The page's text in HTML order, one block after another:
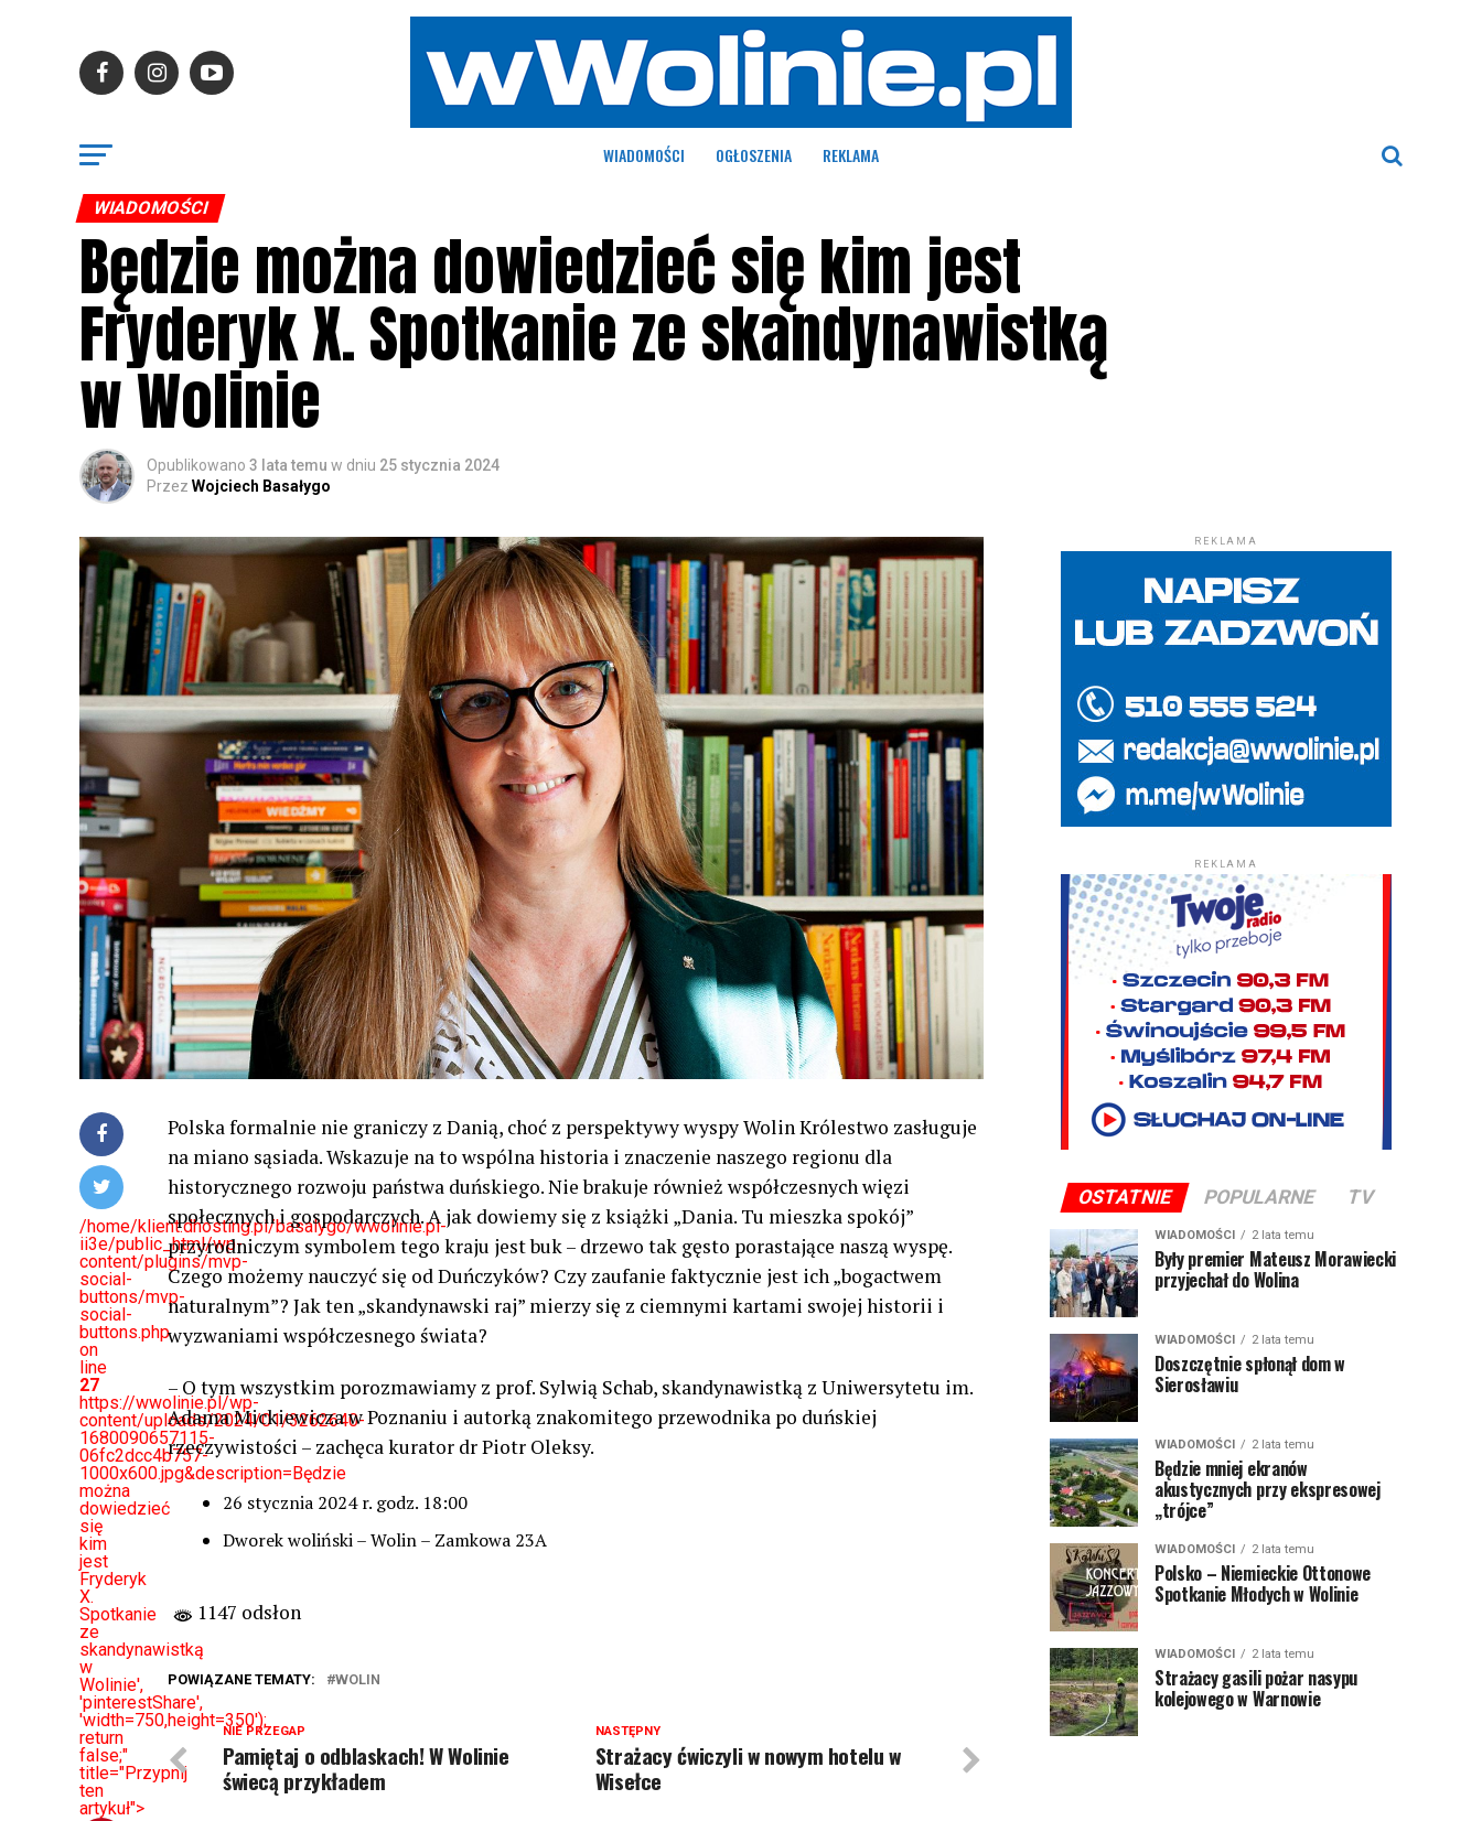
WIADOMOŚCI OGŁOSZENIA REKLAMA
WIADOMOŚCI
Będzie można dowiedzieć się kim jest
Fryderyk X. Spotkanie ze skandynawistką
w Wolinie
Opublikowano 3 lata temu w dniu 25 stycznia 2024
Przez Wojciech Basałygo
/home/klient.dhosting.pl/basalygo/wwolinie.pl-
ii3e/public_html/wp-
content/plugins/mvp-
social-
buttons/mvp-
social-
buttons.php
on
line
27
https://wwolinie.pl/wp-
content/uploads/2024/01/3262640-
1680090657115-
06fc2dcc4b757-
1000x600.jpg&description=Będzie
można
dowiedzieć
się
kim
jest
Fryderyk
X.
Spotkanie
ze
skandynawistką
w
Wolinie',
'pinterestShare',
'width=750,height=350');
return
false;"
title="Przypnij
ten
artykuł">
Polska formalnie nie graniczy z Danią, choć z perspektywy wyspy Wolin Królestwo zasługuje
na miano sąsiada. Wskazuje na to wspólna historia i znaczenie naszego regionu dla
historycznego rozwoju państwa duńskiego. Nie brakuje również współczesnych więzi
społecznych i gospodarczych. A jak dowiemy się z książki „Dania. Tu mieszka spokój”
przyrodniczym symbolem tego kraju jest buk – drzewo tak gęsto porastające naszą wyspę.
Czego możemy nauczyć się od Duńczyków? Czy zaufanie faktycznie jest ich „bogactwem
naturalnym”? Jak ten „skandynawski raj” mierzy się z ciemnymi kartami swojej historii i
wyzwaniami współczesnego świata?
– O tym wszystkim porozmawiamy z prof. Sylwią Schab, skandynawistką z Uniwersytetu im.
Adama Mickiewicza w Poznaniu i autorką znakomitego przewodnika po duńskiej
rzeczywistości – zachęca kurator dr Piotr Oleksy.
26 stycznia 2024 r. godz. 18:00
Dworek woliński – Wolin – Zamkowa 23A
1147 odsłon
POWIĄZANE TEMATY: WOLIN
NASTĘPNY
Strażacy ćwiczyli w nowym hotelu w
Wisełce
NIE PRZEGAP
Pamiętaj o odblaskach! W Wolinie
świecą przykładem
REKLAMA
REKLAMA
OSTATNIE POPULARNE TV
WIADOMOŚCI 2 lata temu
Były premier Mateusz Morawiecki
przyjechał do Wolina
WIADOMOŚCI 2 lata temu
Doszczętnie spłonął dom w
Sierosławiu
WIADOMOŚCI 2 lata temu
Będzie mniej ekranów
akustycznych przy ekspresowej
„trójce”
WIADOMOŚCI 2 lata temu
Polsko – Niemieckie Ottonowe
Spotkanie Młodych w Wolinie
WIADOMOŚCI 2 lata temu
Strażacy gasili pożar nasypu
kolejowego w Warnowie